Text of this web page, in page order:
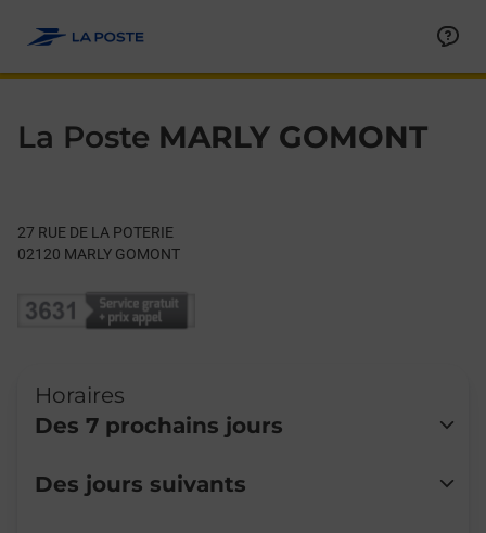
La Poste MARLY GOMONT
27 RUE DE LA POTERIE
02120 MARLY GOMONT
Horaires
Des 7 prochains jours
Lundi
Fermé
Des jours suivants